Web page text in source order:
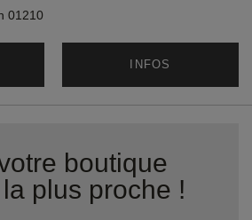
01210
INFOS
boutique
plus proche !